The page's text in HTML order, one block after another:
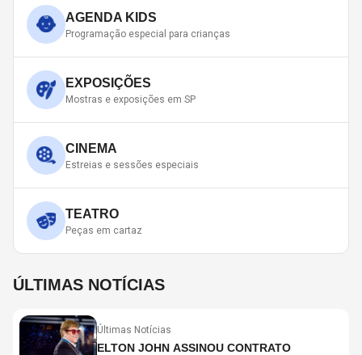
AGENDA KIDS
Programação especial para crianças
EXPOSIÇÕES
Mostras e exposições em SP
CINEMA
Estreias e sessões especiais
TEATRO
Peças em cartaz
ÚLTIMAS NOTÍCIAS
Últimas Notícias
ELTON JOHN ASSINOU CONTRATO